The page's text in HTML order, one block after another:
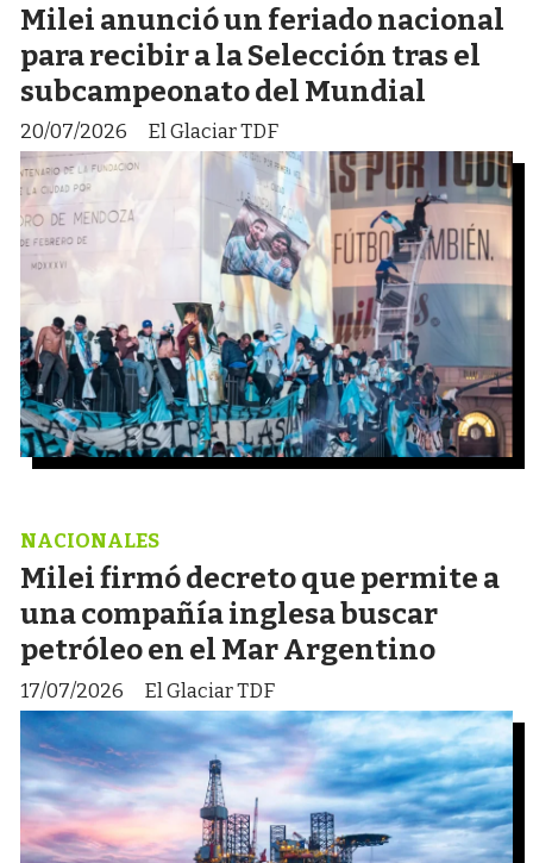
Milei anunció un feriado nacional
para recibir a la Selección tras el
subcampeonato del Mundial
El Glaciar TDF
20/07/2026
Milei firmó decreto que permite a
una compañía inglesa buscar
petróleo en el Mar Argentino
El Glaciar TDF
NACIONALES
17/07/2026